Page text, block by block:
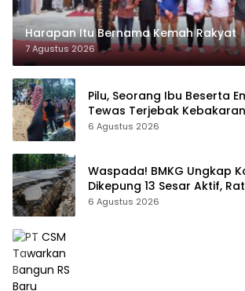
Harapan Itu Bernama Kemah Rakyat
7 Agustus 2026
Pilu, Seorang Ibu Beserta
Tewas Terjebak
6 Agustus 2026
Waspada! BMKG Ungkap
Dikepung 13 Sesar Aktif,
Sudah Terekam
6 Agustus 2026